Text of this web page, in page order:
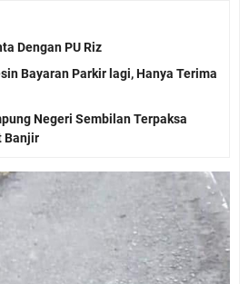
Dengan PU Riz
Bayaran Parkir lagi, Hanya Terima
Negeri Sembilan Terpaksa
Banjir